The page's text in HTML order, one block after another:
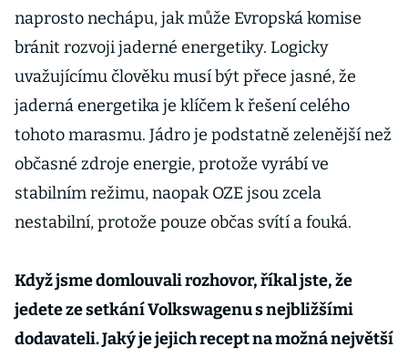
naprosto nechápu, jak může Evropská komise
bránit rozvoji jaderné energetiky. Logicky
uvažujícímu člověku musí být přece jasné, že
jaderná energetika je klíčem k řešení celého
tohoto marasmu. Jádro je podstatně zelenější než
občasné zdroje energie, protože vyrábí ve
stabilním režimu, naopak OZE jsou zcela
nestabilní, protože pouze občas svítí a fouká.
Když jsme domlouvali rozhovor, říkal jste, že
jedete ze setkání Volkswagenu s nejbližšími
dodavateli. Jaký je jejich recept na možná největší